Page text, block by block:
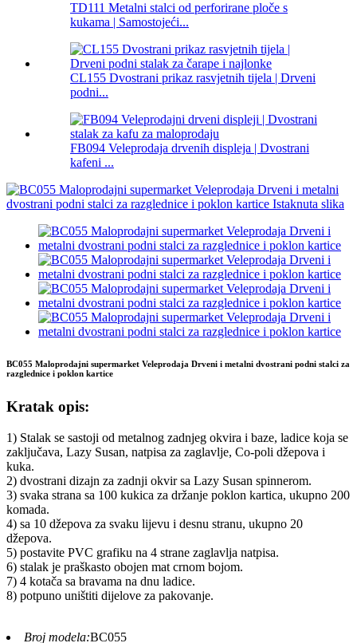
TD111 Metalni stalci od perforirane ploče s
kukama | Samostojeći...
CL155 Dvostrani prikaz rasvjetnih tijela | Drveni
podni...
FB094 Veleprodaja drvenih displeja | Dvostrani
kafeni ...
BC055 Maloprodajni supermarket Veleprodaja Drveni i metalni dvostrani podni stalci za
razglednice i poklon kartice
Kratak opis:
1) Stalak se sastoji od metalnog zadnjeg okvira i baze, ladice koja se
zaključava, Lazy Susan, natpisa za zaglavlje, Co-poli džepova i
kuka.
2) dvostrani dizajn za zadnji okvir sa Lazy Susan spinnerom.
3) svaka strana sa 100 kukica za držanje poklon kartica, ukupno 200
komada.
4) sa 10 džepova za svaku lijevu i desnu stranu, ukupno 20
džepova.
5) postavite PVC grafiku na 4 strane zaglavlja natpisa.
6) stalak je praškasto obojen mat crnom bojom.
7) 4 kotača sa bravama na dnu ladice.
8) potpuno uništiti dijelove za pakovanje.
Broj modela:BC055